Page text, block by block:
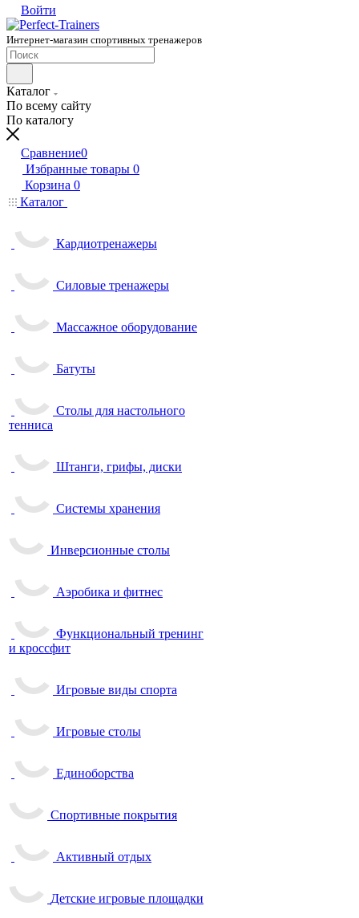
Войти
Интернет-магазин спортивных тренажеров
Каталог
По всему сайту
По каталогу
Сравнение0
Избранные товары 0
Корзина 0
Каталог
Кардиотренажеры
Силовые тренажеры
Массажное оборудование
Батуты
Столы для настольного
тенниса
Штанги, грифы, диски
Системы хранения
Инверсионные столы
Аэробика и фитнес
Функциональный тренинг
и кроссфит
Игровые виды спорта
Игровые столы
Единоборства
Спортивные покрытия
Активный отдых
Детские игровые площадки